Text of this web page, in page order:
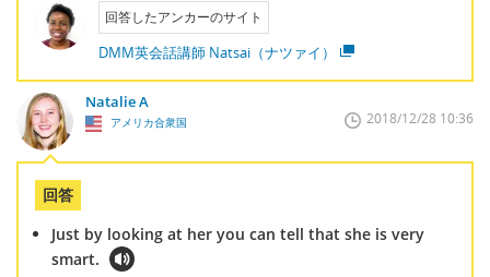
回答したアンカーのサイト
DMM英会話講師 Natsai（ナツァイ）
Natalie A
アメリカ合衆国 2018/12/28 10:36
回答
Just by looking at her you can tell that she is very
smart.